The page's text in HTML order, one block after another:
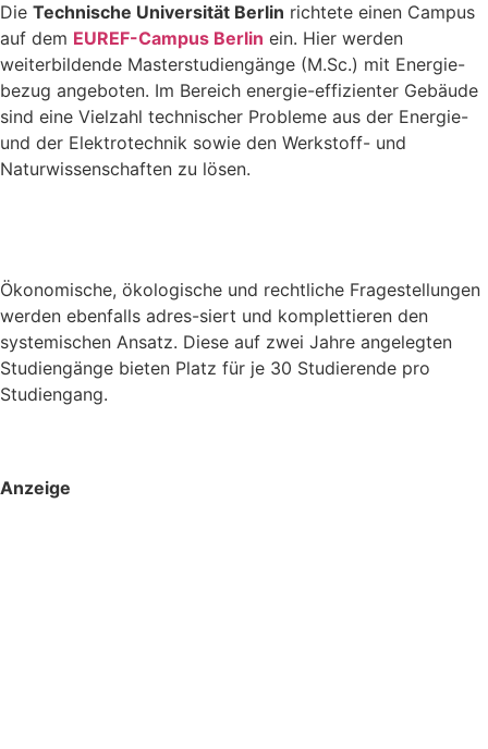
Die Technische Universität Berlin richtete einen Campus
auf dem EUREF-Campus Berlin ein. Hier werden
weiterbildende Masterstudiengänge (M.Sc.) mit Energie-
bezug angeboten. Im Bereich energie-effizienter Gebäude
sind eine Vielzahl technischer Probleme aus der Energie-
und der Elektrotechnik sowie den Werkstoff- und
Naturwissenschaften zu lösen.
Ökonomische, ökologische und rechtliche Fragestellungen
werden ebenfalls adres-siert und komplettieren den
systemischen Ansatz. Diese auf zwei Jahre angelegten
Studiengänge bieten Platz für je 30 Studierende pro
Studiengang.
Anzeige